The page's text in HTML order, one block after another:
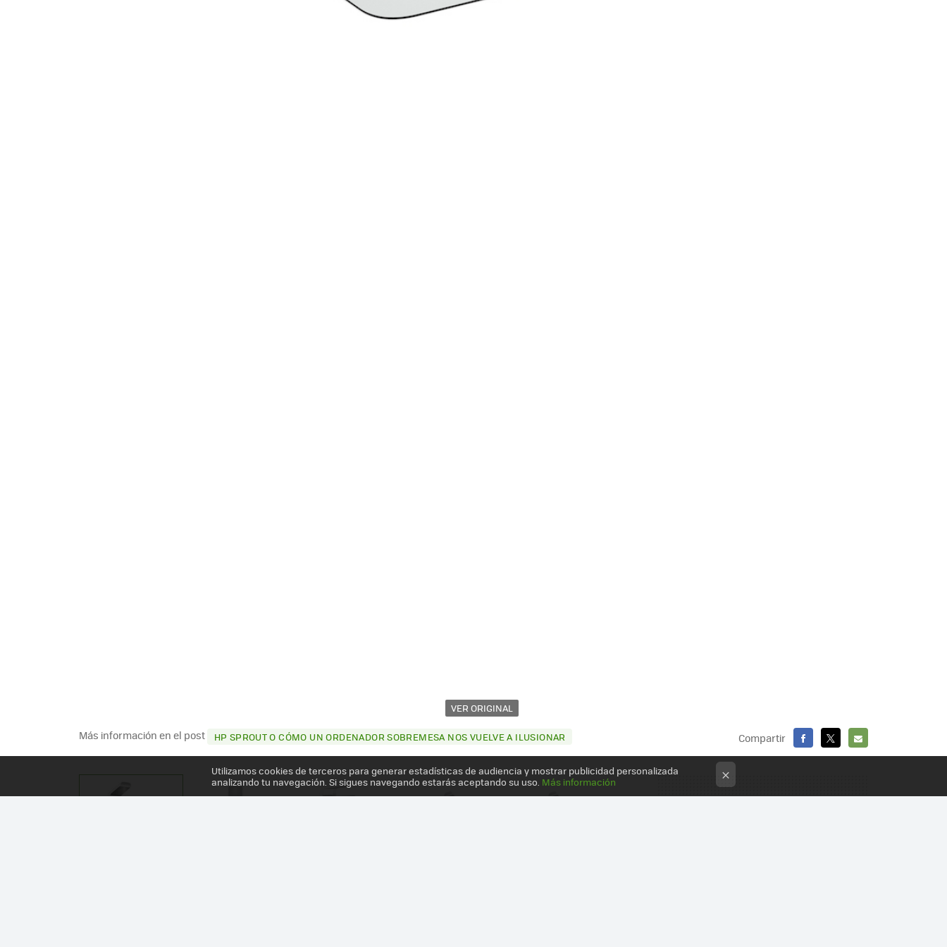
VER ORIGINAL
Compartir
FACEBOOK
X
E-
Más información en el post HP SPROUT O CÓMO UN ORDENADOR SOBREMESA NOS VUELVE A ILUSIONAR
Utilizamos cookies de terceros para generar estadísticas de audiencia y mostrar publicidad personalizada
analizando tu navegación. Si sigues navegando estarás aceptando su uso. Más información